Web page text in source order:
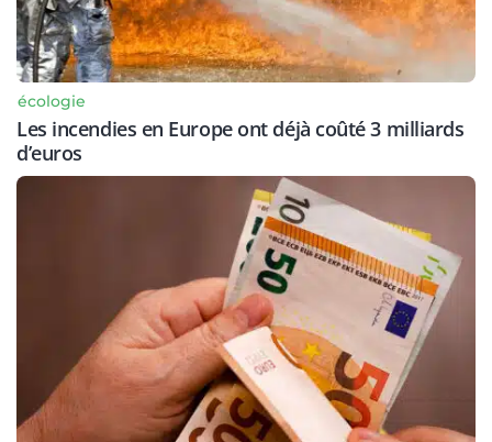
écologie
Les incendies en Europe ont déjà coûté 3 milliards
d’euros